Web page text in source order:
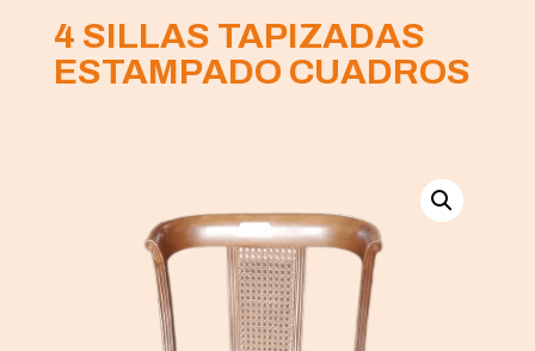
4 SILLAS TAPIZADAS
ESTAMPADO CUADROS